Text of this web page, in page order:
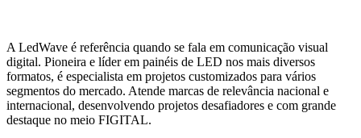
A LedWave é referência quando se fala em comunicação visual
digital. Pioneira e líder em painéis de LED nos mais diversos
formatos, é especialista em projetos customizados para vários
segmentos do mercado. Atende marcas de relevância nacional e
internacional, desenvolvendo projetos desafiadores e com grande
destaque no meio FIGITAL.​